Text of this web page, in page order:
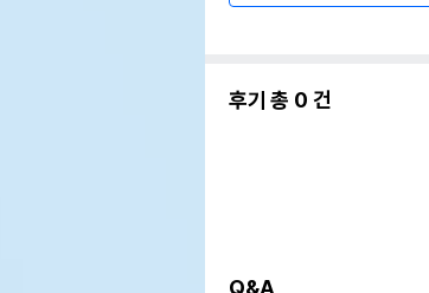
후기 총 0 건
Q&A